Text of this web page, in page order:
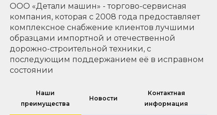
ООО «Детали машин» - торгово-сервисная
компания, которая с 2008 года предоставляет
комплексное снабжение клиентов лучшими
образцами импортной и отечественной
дорожно-строительной техники, с
последующим поддержанием её в исправном
состоянии
Наши
преимущества
Новости
Контактная
информация